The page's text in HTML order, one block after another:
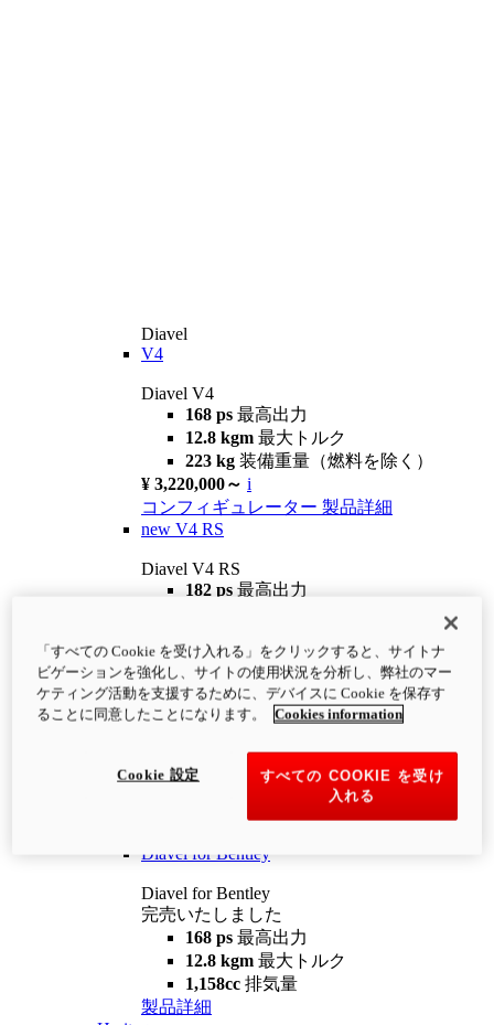
Diavel
V4
Diavel V4
168 ps 最高出力
12.8 kgm 最大トルク
223 kg 装備重量（燃料を除く）
¥ 3,220,000～ i
コンフィギュレーター 製品詳細
new V4 RS
Diavel V4 RS
182 ps 最高出力
¥4,400,000 i
コンフィギュレーター 製品詳細
newV4 RS 100
12.2 kgm
最大トルク
装備重量（燃料を除く）
Diavel for Bentley
Diavel for Bentley
完売いたしました
168 ps 最高出力
12.8 kgm 最大トルク
1,158cc 排気量
製品詳細
「すべての Cookie を受け入れる」をクリックすると、サイトナ
ビゲーションを強化し、サイトの使用状況を分析し、弊社のマー
ケティング活動を支援するために、デバイスに Cookie を保存す
ることに同意したことになります。
Cookies information
すべての COOKIE を受け
入れる
Cookie 設定